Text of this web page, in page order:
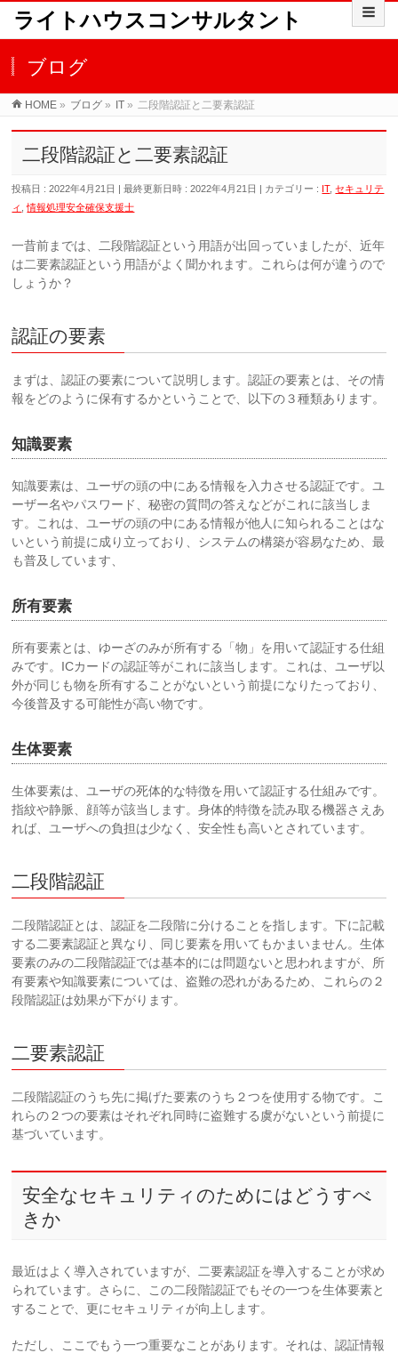
ライトハウスコンサルタント
ブログ
HOME » ブログ » IT » 二段階認証と二要素認証
二段階認証と二要素認証
投稿日 : 2022年4月21日 最終更新日時 : 2022年4月21日 カテゴリー : IT,セキュリテ
ィ ,情報処理安全確保支援士
一昔前までは、二段階認証という用語が出回っていましたが、近年
は二要素認証という用語がよく聞かれます。これらは何が違うので
しょうか？
認証の要素
まずは、認証の要素について説明します。認証の要素とは、その情
報をどのように保有するかということで、以下の３種類あります。
知識要素
知識要素は、ユーザの頭の中にある情報を入力させる認証です。ユ
ーザー名やパスワード、秘密の質問の答えなどがこれに該当しま
す。これは、ユーザの頭の中にある情報が他人に知られることはな
いという前提に成り立っており、システムの構築が容易なため、最
も普及しています、
所有要素
所有要素とは、ゆーざのみが所有する「物」を用いて認証する仕組
みです。ICカードの認証等がこれに該当します。これは、ユーザ以
外が同じも物を所有することがないという前提になりたっており、
今後普及する可能性が高い物です。
生体要素
生体要素は、ユーザの死体的な特徴を用いて認証する仕組みです。
指紋や静脈、顔等が該当します。身体的特徴を読み取る機器さえあ
れば、ユーザへの負担は少なく、安全性も高いとされています。
二段階認証
二段階認証とは、認証を二段階に分けることを指します。下に記載
する二要素認証と異なり、同じ要素を用いてもかまいません。生体
要素のみの二段階認証では基本的には問題ないと思われますが、所
有要素や知識要素については、盗難の恐れがあるため、これらの２
段階認証は効果が下がります。
二要素認証
二段階認証のうち先に掲げた要素のうち２つを使用する物です。こ
れらの２つの要素はそれぞれ同時に盗難する虞がないという前提に
基づいています。
安全なセキュリティのためにはどうすべ
きか
最近はよく導入されていますが、二要素認証を導入することが求め
られています。さらに、この二段階認証でもその一つを生体要素と
することで、更にセキュリティが向上します。
ただし、ここでもう一つ重要なことがあります。それは、認証情報